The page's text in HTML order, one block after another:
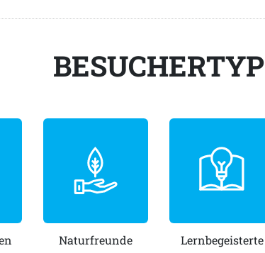
BESUCHERTYP
Naturfreunde Lernbegeisterte